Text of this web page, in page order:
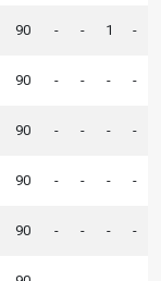
90 - - 1 -
90 - - - -
90 - - - -
90 - - - -
90 - - - -